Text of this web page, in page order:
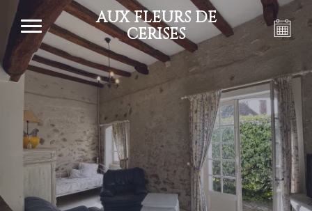
AUX FLEURS DE
CERISES